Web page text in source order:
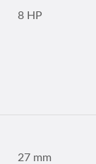
8 HP
27 mm